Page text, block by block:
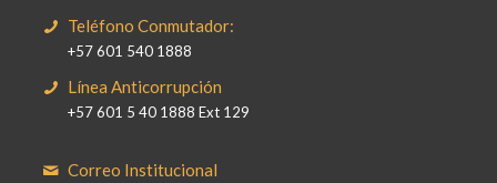
Teléfono Conmutador:
+57 601 540 1888
Línea Anticorrupción
+57 601 5 40 1888 Ext 129
Correo Institucional